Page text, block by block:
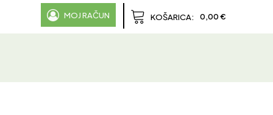
MOJ RAČUN KOŠARICA: 0,00 €